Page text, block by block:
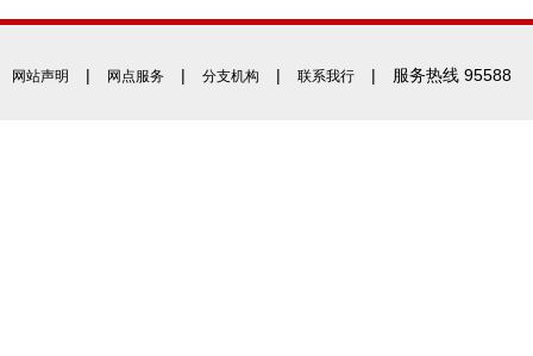
网站声明 | 网点服务 | 分支机构 | 联系我行 | 服务热线 95588